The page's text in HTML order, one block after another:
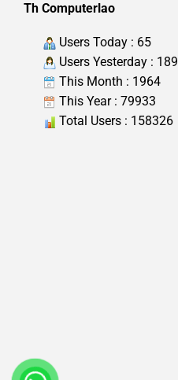
Th Computerlao
Users Today : 65
Users Yesterday : 189
This Month : 1964
This Year : 79933
Total Users : 158326